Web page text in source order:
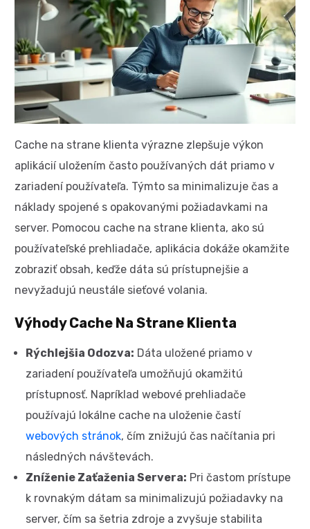
Cache na strane klienta výrazne zlepšuje výkon
aplikácií uložením často používaných dát priamo v
zariadení používateľa. Týmto sa minimalizuje čas a
náklady spojené s opakovanými požiadavkami na
server. Pomocou cache na strane klienta, ako sú
používateľské prehliadače, aplikácia dokáže okamžite
zobraziť obsah, keďže dáta sú prístupnejšie a
nevyžadujú neustále sieťové volania.
Výhody Cache Na Strane Klienta
Rýchlejšia Odozva: Dáta uložené priamo v
zariadení používateľa umožňujú okamžitú
prístupnosť. Napríklad webové prehliadače
používajú lokálne cache na uloženie častí
webových stránok, čím znižujú čas načítania pri
následných návštevách.
Zníženie Zaťaženia Servera: Pri častom prístupe
k rovnakým dátam sa minimalizujú požiadavky na
server, čím sa šetria zdroje a zvyšuje stabilita